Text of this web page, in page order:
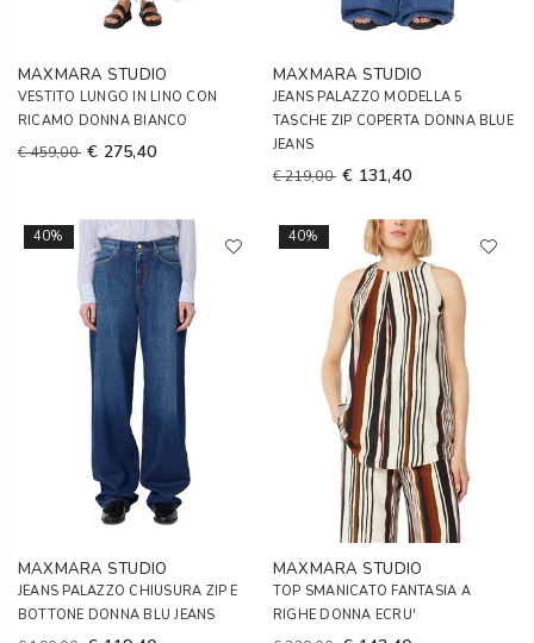
MAXMARA STUDIO
VESTITO LUNGO IN LINO CON
RICAMO DONNA BIANCO
€ 459,00 € 275,40
MAXMARA STUDIO
JEANS PALAZZO MODELLA 5
TASCHE ZIP COPERTA DONNA BLUE
JEANS
€ 219,00 € 131,40
40%
MAXMARA STUDIO
JEANS PALAZZO CHIUSURA ZIP E
BOTTONE DONNA BLU JEANS
40%
MAXMARA STUDIO
TOP SMANICATO FANTASIA A
RIGHE DONNA ECRU'